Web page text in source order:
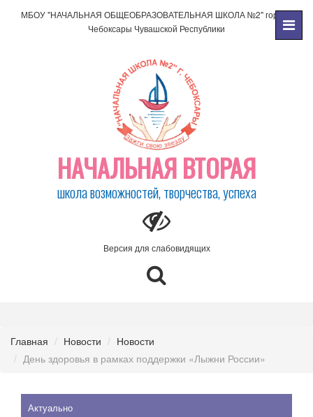
МБОУ "НАЧАЛЬНАЯ ОБЩЕОБРАЗОВАТЕЛЬНАЯ ШКОЛА №2" города
Чебоксары Чувашской Республики
НАЧАЛЬНАЯ ВТОРАЯ
школа возможностей, творчества, успеха
Версия для слабовидящих
Главная Новости
Новости
День здоровья в рамках поддержки «Лыжни России»
Актуально